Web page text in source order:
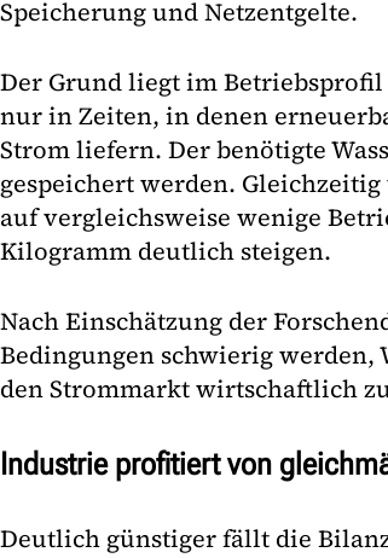
Speicherung und Netzentgelte.
Der Grund liegt im
nur in Zeiten, in denen
Strom liefern. Der benötigte
gespeichert werden.
auf vergleichsweise wenige
Kilogramm deutlich steigen.
Nach Einschätzung der
Bedingungen schwierig
den Strommarkt wirtschaftlich
Industrie profitiert von
Deutlich günstiger fällt die